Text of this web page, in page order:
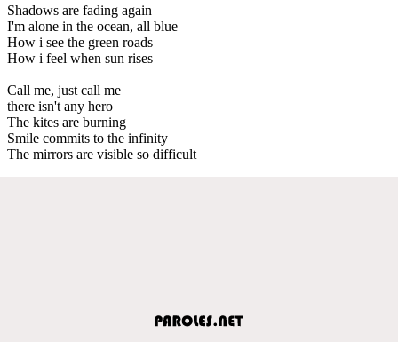
Shadows are fading again
I'm alone in the ocean, all blue
How i see the green roads
How i feel when sun rises
Call me, just call me
there isn't any hero
The kites are burning
Smile commits to the infinity
The mirrors are visible so difficult